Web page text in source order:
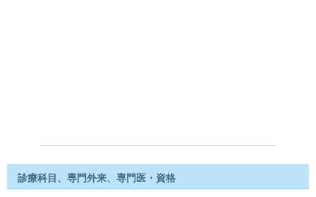
診療科目、専門外来、専門医・資格